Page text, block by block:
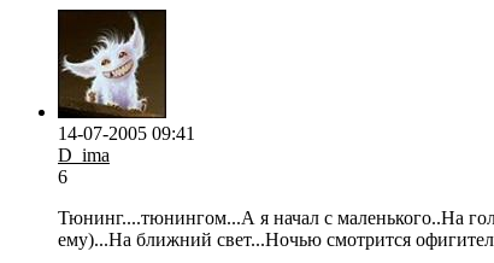
14-07-2005 09:41
D_ima
6
Тюнинг....тюнингом...А я начал с маленького..На
ему)...На ближний свет...Ночью смотрится